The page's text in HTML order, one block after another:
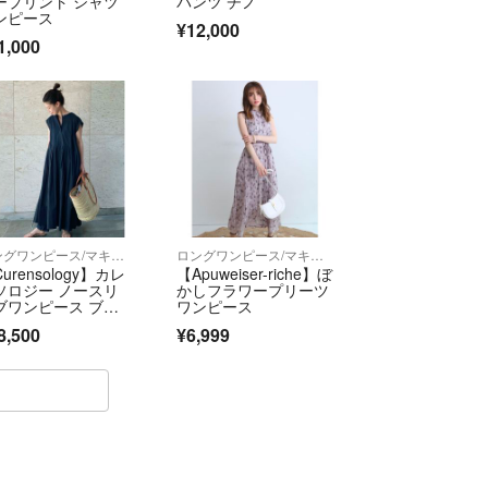
ピース ¥12,000
】カレ
ロジー ノースリ
ワンピース ブラ
【Apuweiser-riche】ぼ
かしフラワープリーツ
ワンピース
¥6,999